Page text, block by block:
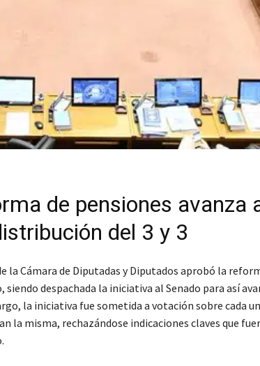
de pensiones avanza
del 3 y 3
la Cámara de Diputadas y Diputados aprobó la
siendo despachada la iniciativa al Senado para así
la iniciativa fue sometida a votación sobre cada
la misma, rechazándose indicaciones claves que